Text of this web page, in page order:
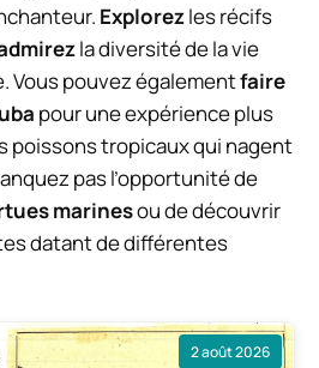
Explorezles récifs
la diversité de la vie
Vous pouvez égalementfaire
pour une expérience plus
poissons tropicaux qui nagent
pas l’opportunité de
marinesou de découvrir
datant de différentes
2 août 2026